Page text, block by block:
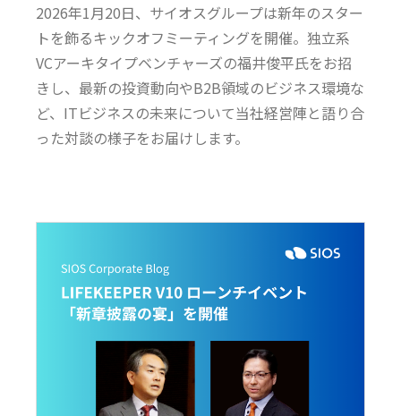
2026年1月20日、サイオスグループは新年のスター
トを飾るキックオフミーティングを開催。独立系
VCアーキタイプベンチャーズの福井俊平氏をお招
きし、最新の投資動向やB2B領域のビジネス環境な
ど、ITビジネスの未来について当社経営陣と語り合
った対談の様子をお届けします。